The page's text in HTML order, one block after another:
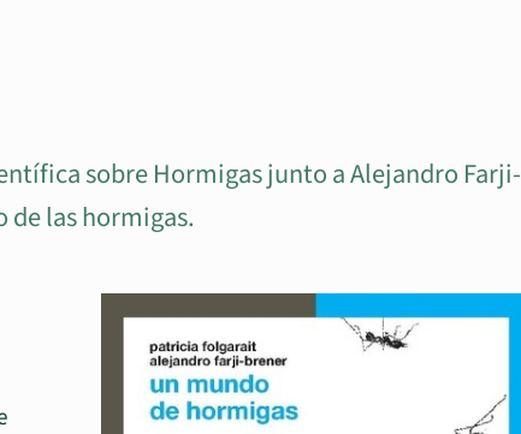
sobre Hormigas junto a Alejandro Farji-
de las hormigas.